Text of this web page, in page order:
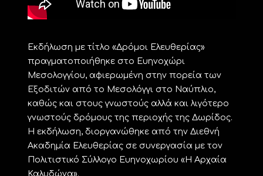
Εκδήλωση με τίτλο «Δρόμοι Ελευθερίας»
πραγματοποιήθηκε στο Ευηνοχώρι
Μεσολογγίου, αφιερωμένη στην πορεία των
Εξοδιτών από το Μεσολόγγι στο Ναύπλιο,
καθώς και στους γνωστούς αλλά και λιγότερο
γνωστούς δρόμους της περιοχής της Δωρίδος.
Η εκδήλωση, διοργανώθηκε από την Διεθνή
Ακαδημία Ελευθερίας σε συνεργασία με τον
Πολιτιστικό Σύλλογο Ευηνοχωρίου «Η Αρχαία
Καλυδώνα».